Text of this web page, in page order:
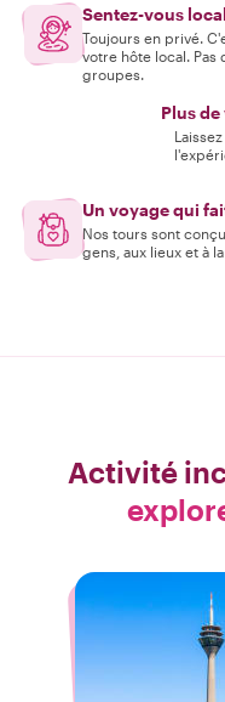
Sentez-vous
Toujours en privé.
votre hôte local. Pas
groupes.
Plus
Un voyage qui
Nos tours sont
gens, aux lieux et à
Activité